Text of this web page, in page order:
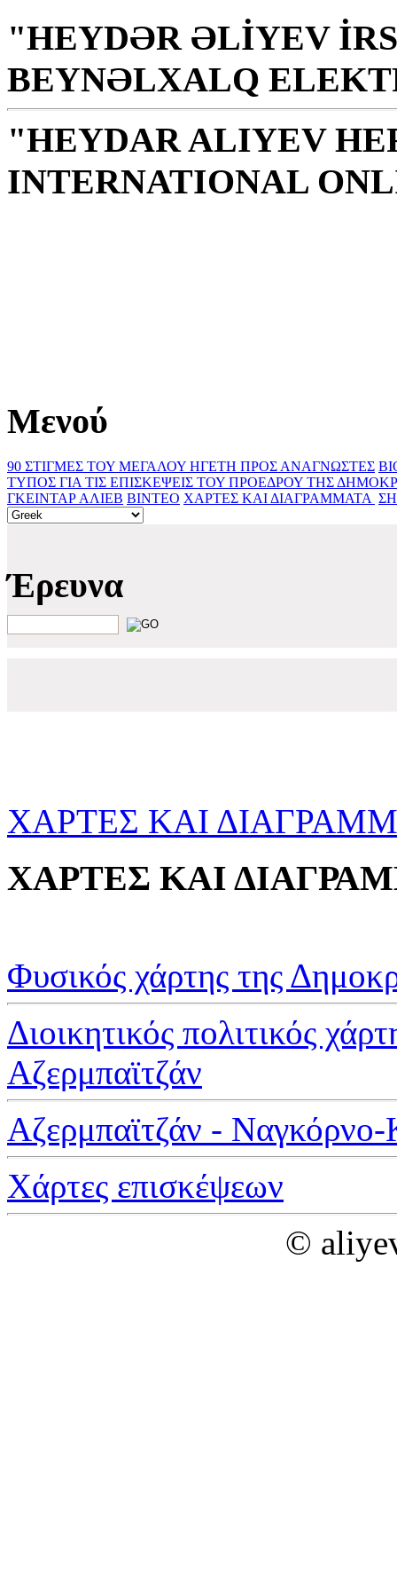
"HEYDƏR ƏLİYEV
BEYNƏLXALQ
"HEYDAR ALIYEV
INTERNATIONAL
Μενού
90 ΣΤΙΓΜΕΣ ΤΟΥ ΜΕΓΑΛΟΥ ΗΓΕΤΗ ΠΡΟΣ ΑΝΑΓΝΩΣΤΕΣ
ΤΥΠΟΣ ΓΙΑ ΤΙΣ ΕΠΙΣΚΕΨΕΙΣ ΤΟΥ ΠΡΟΕΔΡΟΥ ΤΗΣ
ΓΚΕΙΝΤΑΡ ΑΛΙΕΒ ΒΙΝΤΕΟ ΧΑΡΤΕΣ ΚΑΙ ΔΙΑΓΡΑΜΜΑΤΑ ‎
Έρευνα
ΧΑΡΤΕΣ ΚΑΙ
ΧΑΡΤΕΣ ΚΑΙ
Φυσικός χάρτης της
Διοικητικός πολιτικός
Αζερμπαϊτζάν
Αζερμπαϊτζάν -
Χάρτες επισκέψεων
©